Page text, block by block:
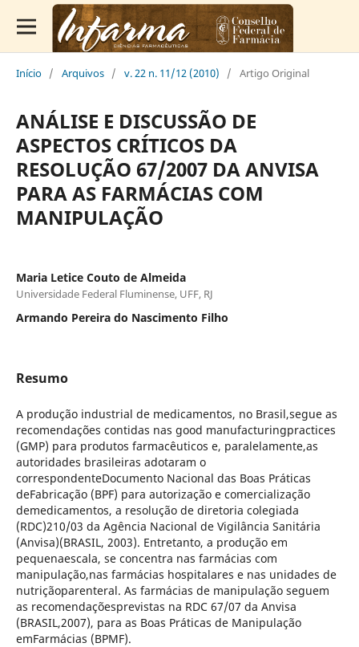
Início / Arquivos / v. 22 n. 11/12 (2010) / Artigo Original
ANÁLISE E DISCUSSÃO DE
ASPECTOS CRÍTICOS DA
RESOLUÇÃO 67/2007 DA ANVISA
PARA AS FARMÁCIAS COM
MANIPULAÇÃO
Maria Letice Couto de Almeida
Universidade Federal Fluminense, UFF, RJ
Armando Pereira do Nascimento Filho
Resumo
A produção industrial de medicamentos, no Brasil,segue as
recomendações contidas nas good manufacturingpractices
(GMP) para produtos farmacêuticos e, paralelamente,as
autoridades brasileiras adotaram o
correspondenteDocumento Nacional das Boas Práticas
deFabricação (BPF) para autorização e comercialização
demedicamentos, a resolução de diretoria colegiada
(RDC)210/03 da Agência Nacional de Vigilância Sanitária
(Anvisa)(BRASIL, 2003). Entretanto, a produção em
pequenaescala, se concentra nas farmácias com
manipulação,nas farmácias hospitalares e nas unidades de
nutriçãoparenteral. As farmácias de manipulação seguem
as recomendaçõesprevistas na RDC 67/07 da Anvisa
(BRASIL,2007), para as Boas Práticas de Manipulação
emFarmácias (BPMF).